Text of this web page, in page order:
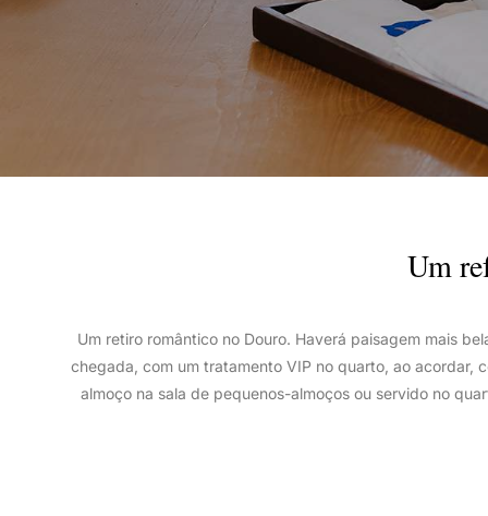
Um
Um retiro romântico no Douro. Haverá paisagem mais
chegada, com um tratamento VIP no quarto, ao acordar,
almoço na sala de pequenos-almoços ou servido no